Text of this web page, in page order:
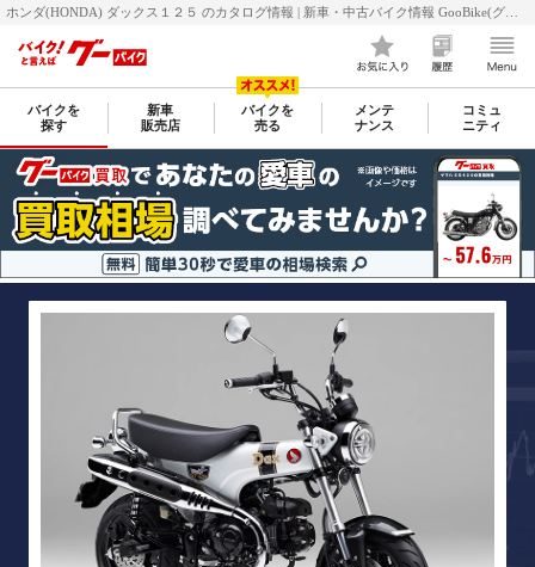
バイクを
探す
新車
販売店
バイクを
売る
メンテ
ナンス
コミュ
ニティ